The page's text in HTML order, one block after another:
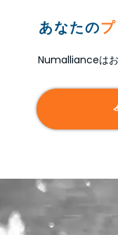
あなたの
Numallianceは